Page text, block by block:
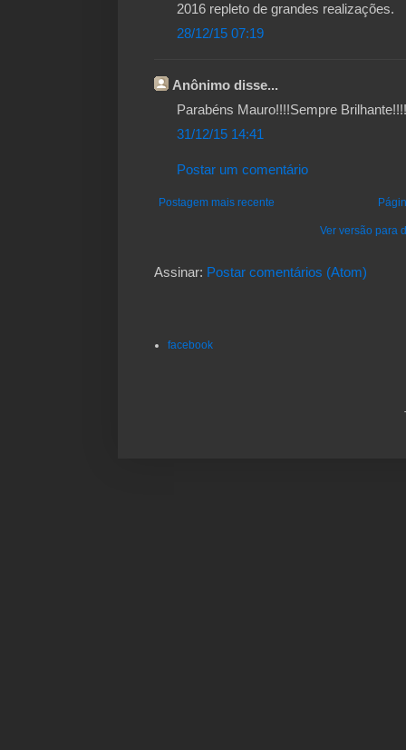
2016 repleto de grandes realizações.
28/12/15 07:19
Anônimo disse...
Parabéns Mauro!!!!Sempre Brilhante!!!!
31/12/15 14:41
Postar um comentário
Postagem mais recente
Ver versão para
Assinar: Postar comentários (Atom)
facebook